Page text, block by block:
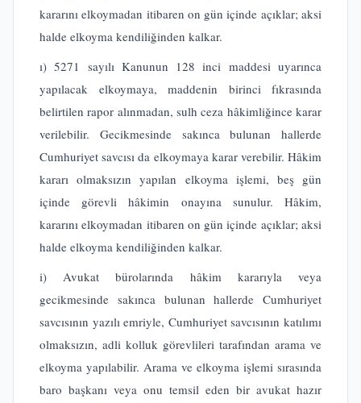
kararını elkoymadan itibaren on gün içinde açıklar; aksi
halde elkoyma kendiliğinden kalkar.
ı) 5271 sayılı Kanunun 128 inci maddesi uyarınca
yapılacak elkoymaya, maddenin birinci fıkrasında
belirtilen rapor alınmadan, sulh ceza hâkimliğince karar
verilebilir. Gecikmesinde sakınca bulunan hallerde
Cumhuriyet savcısı da elkoymaya karar verebilir. Hâkim
kararı olmaksızın yapılan elkoyma işlemi, beş gün
içinde görevli hâkimin onayına sunulur. Hâkim,
kararını elkoymadan itibaren on gün içinde açıklar; aksi
halde elkoyma kendiliğinden kalkar.
i) Avukat bürolarında hâkim kararıyla veya
gecikmesinde sakınca bulunan hallerde Cumhuriyet
savcısının yazılı emriyle, Cumhuriyet savcısının katılımı
olmaksızın, adli kolluk görevlileri tarafından arama ve
elkoyma yapılabilir. Arama ve elkoyma işlemi sırasında
baro başkanı veya onu temsil eden bir avukat hazır